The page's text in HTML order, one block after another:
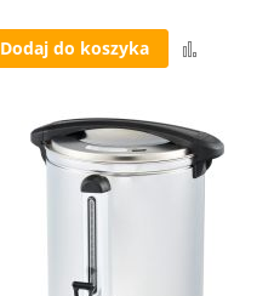
Dodaj do koszyka